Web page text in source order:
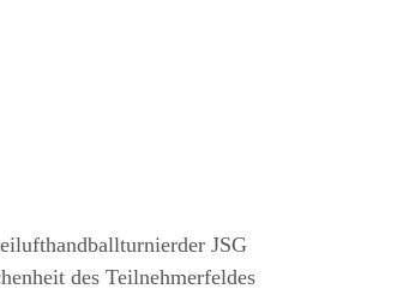
JSG
des Teilnehmerfeldes